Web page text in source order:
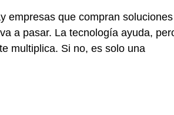
empresas que compran
a pasar. La tecnología ayuda,
multiplica. Si no, es solo una